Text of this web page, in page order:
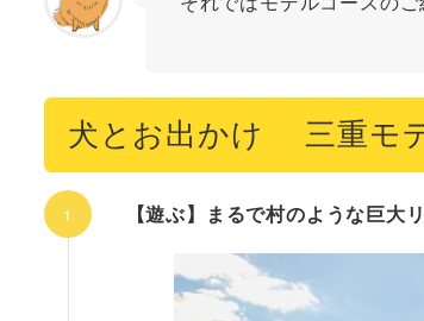
犬とお出かけ 三重モ
【遊ぶ】まるで村のような巨大